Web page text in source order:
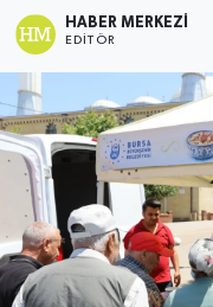
HABER MERKEZI
EDITÖR
SAĞLIK
MAGAZİN
SPOR
Haber Arşivi